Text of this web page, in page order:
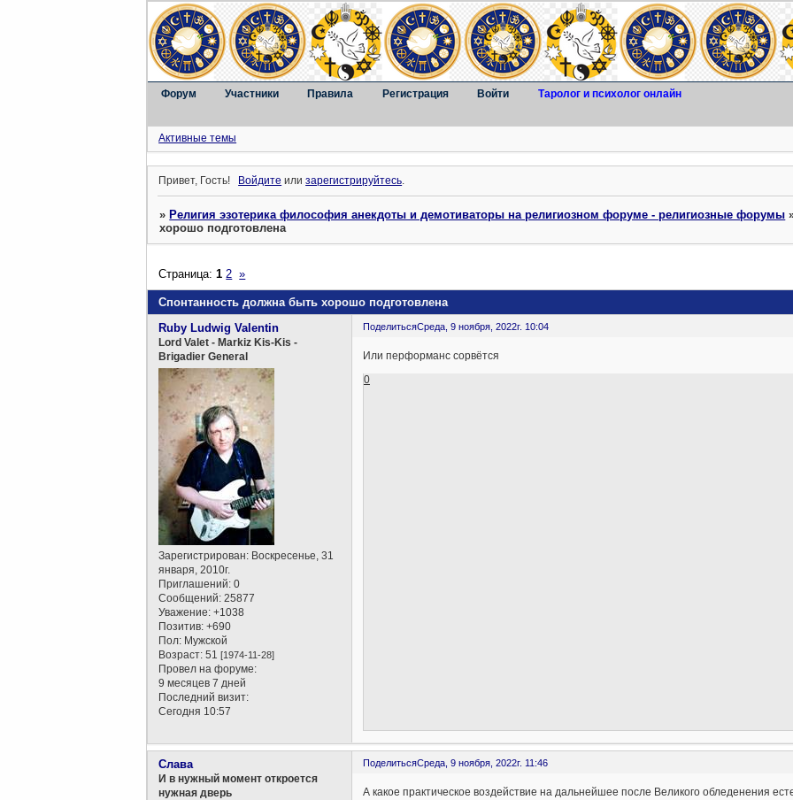
Форум Участники Правила Регистрация Войти Таролог и психолог онлайн
Активные темы
Привет, Гость! Войдите илизарегистрируйтесь.
»Религия эзотерика философия анекдоты и демотиваторы на религиозном форуме - религиозные форумы
хорошо подготовлена
Спонтанность должна быть хорошо подготовлена
Страница:1 2 »
ПоделитьсяСреда, 9 ноября, 2022г. 10:04
Ruby Ludwig Valentin
Lord Valet - Markiz Kis-Kis -
Brigadier General
Зарегистрирован: Воскресенье, 31
января, 2010г.
Приглашений: 0
Сообщений: 25877
Уважение: +1038
Позитив: +690
Пол: Мужской
Возраст: 51[1974-11-28]
Провел на форуме:
9 месяцев 7 дней
Последний визит:
Сегодня 10:57
Или перформанс сорвётся
0
ПоделитьсяСреда, 9 ноября, 2022г. 11:46
Слава
И в нужный момент откроется
нужная дверь
А какое практическое воздействие на дальнейшее после Великого обледенения